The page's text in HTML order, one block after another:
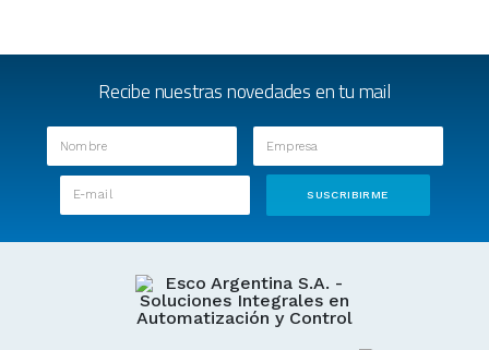
Recibe nuestras novedades en tu mail